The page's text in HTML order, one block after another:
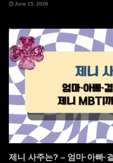
June 15, 2026
제니 사주는? – 엄마·아빠·